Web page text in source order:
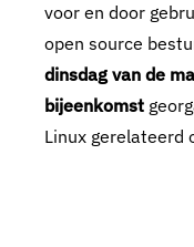
voor en door
open source
dinsdag van de
bijeenkomst
Linux gerelateerd